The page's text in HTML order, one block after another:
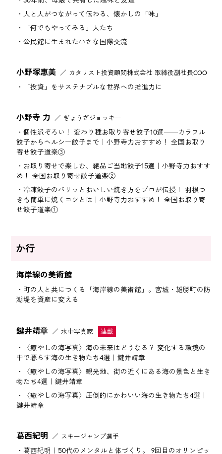
人と人がつながって伝わる、懐かしの「味」
「何でもやってみる」人たち
公民館に生まれた小さな国際交流
小野塚惠美
カタリスト投資顧問株式会社 取締役副社長COO
「投資」をサステナブルな世界への推進力に
小野寺 力
ぎょうざジョッキー
個性派ぞろい！ 変わり種お取り寄せ餃子10選――カラフル
餃子からヘルシー餃子まで｜小野寺力おすすめ！ 全国お取り
寄せ餃子道楽③
お取り寄せで楽しむ、絶品ご当地餃子15選｜小野寺力おすす
め！ 全国お取り寄せ餃子道楽②
冷凍餃子のパリッとおいしい焼き方をプロが伝授！ 羽根つ
きも簡単に焼くコツとは｜小野寺力おすすめ！ 全国お取り寄
せ餃子道楽①
か行
海岸線の美術館
町の人と共につくる「海岸線の美術館」。宮城・雄勝町の防
潮堤を資産に変える
鍵井靖章 水中写真家
〈癒やしの海写真〉海の未来はどうなる？ 変化する環境の
中で暮らす海の生き物たち4選｜鍵井靖章
〈癒やしの海写真〉観光地、街の近くにある海の景色と生き
物たち4選｜鍵井靖章
〈癒やしの海写真〉圧倒的にかわいい海の生き物たち4選｜
鍵井靖章
葛󠄀西紀明
スキージャンプ選手
葛󠄀西紀明｜50代のメンタルと体づくり。 9回目のオリンピッ